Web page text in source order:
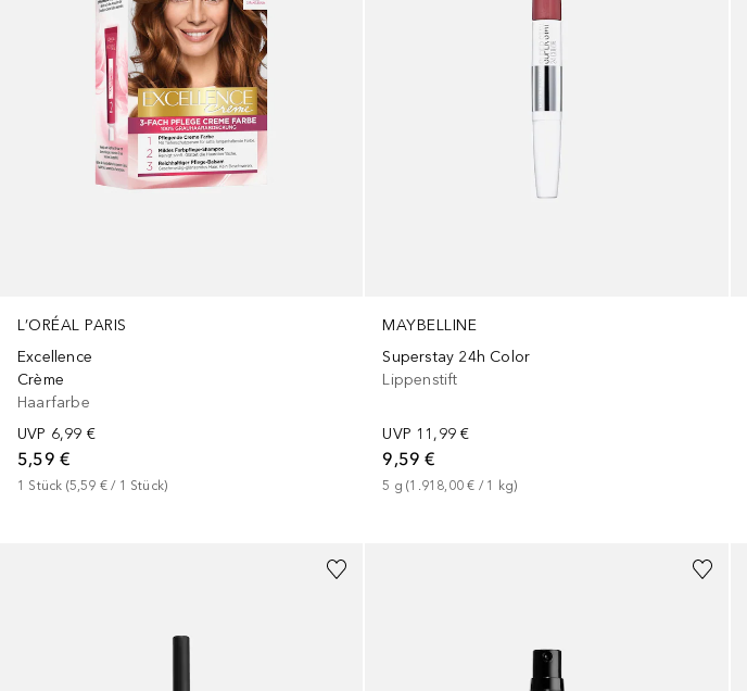
L’ORÉAL PARIS
Excellence
Crème
Haarfarbe
UVP 6,99 €
5,59 €
1 Stück (5,59 € / 1 Stück)
MAYBELLINE
Superstay 24h Color
Lippenstift
UVP 11,99 €
9,59 €
5 g (1.918,00 € / 1 kg)